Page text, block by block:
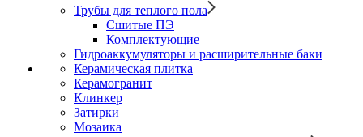
Трубы для теплого пола
Сшитые ПЭ
Комплектующие
Гидроаккумуляторы и расширительные баки
Керамическая плитка
Керамогранит
Клинкер
Затирки
Мозаика